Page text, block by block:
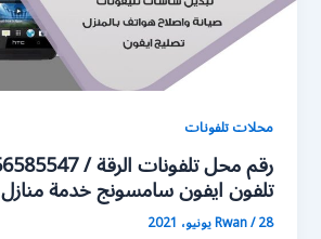
محلات تلفونات
تلفون ايفون سامسونج خدمة منازل
Rwan/28 يونيو، 2021